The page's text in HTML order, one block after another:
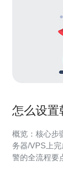
怎么设置
概览：核心步
务器/VPS上
警的全流程要